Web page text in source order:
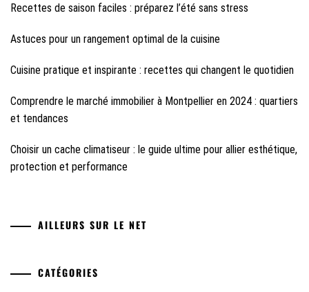
Recettes de saison faciles : préparez l’été sans stress
Astuces pour un rangement optimal de la cuisine
Cuisine pratique et inspirante : recettes qui changent le quotidien
Comprendre le marché immobilier à Montpellier en 2024 : quartiers
et tendances
Choisir un cache climatiseur : le guide ultime pour allier esthétique,
protection et performance
AILLEURS SUR LE NET
CATÉGORIES